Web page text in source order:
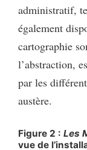
administratif,
également
cartographie
l’abstraction,
par les
austère.
Figure 2 : Les
vue de